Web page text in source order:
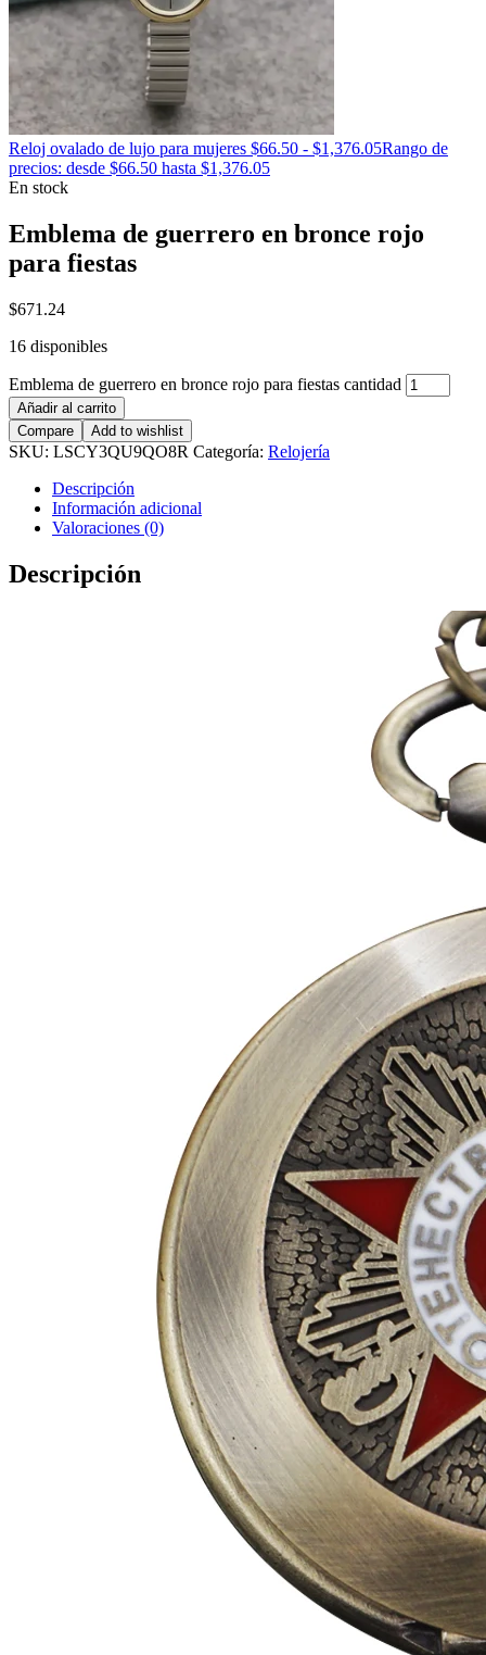
Reloj ovalado de lujo para mujeres $66.50 - $1,376.05Rango de
precios: desde $66.50 hasta $1,376.05
En stock
Emblema de guerrero en bronce rojo
para fiestas
$671.24
16 disponibles
Emblema de guerrero en bronce rojo para fiestas cantidad
Añadir al carrito
Compare
Add to wishlist
SKU: LSCY3QU9QO8R Categoría: Relojería
Descripción
Información adicional
Valoraciones (0)
Descripción